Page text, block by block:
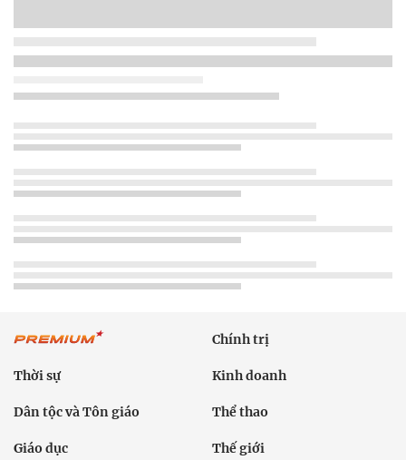
Chính trị
Thời sự Kinh doanh
Dân tộc và Tôn giáo Thể thao
Giáo dục Thế giới